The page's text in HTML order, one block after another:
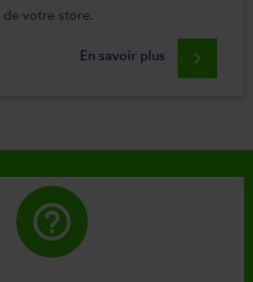
votre store.
En savoir plus keyboard_arrow_right
help_outline